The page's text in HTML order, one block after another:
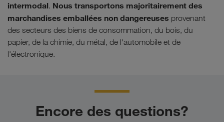
intermodal. Nous transportons majoritairement des
marchandises emballées non dangereuses provenant
des secteurs des biens de consommation, du bois, du
papier, de la chimie, du métal, de l'automobile et de
l'électronique.
Encore des questions?